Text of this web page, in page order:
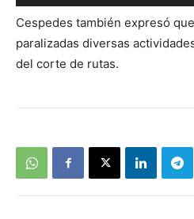
de
audio
Cespedes también expresó
paralizadas diversas
del corte de rutas.